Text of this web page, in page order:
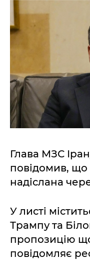
Глава МЗС
повідомив, що
надіслана
У листі
Трампу та
пропозицію
повідомляє